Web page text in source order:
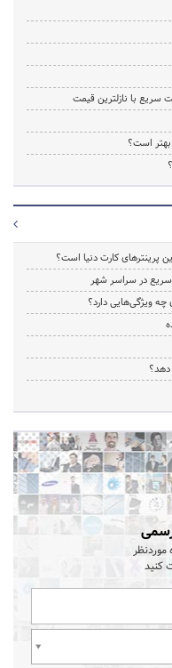
سریع با نازلترین قیمت
است؟
سریع در سراسر شهر
ویژگی‌هایی دارد؟
دهد؟
موردنظر
کنید